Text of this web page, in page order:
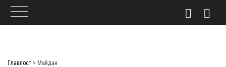
Главпост > Майдан